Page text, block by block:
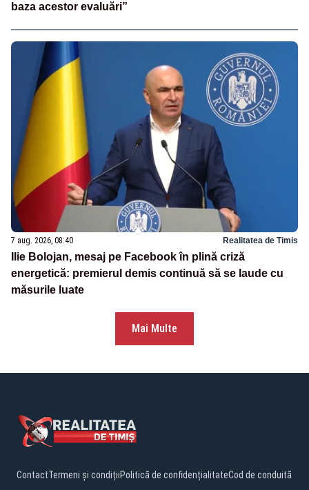
baza acestor evaluări”
7 aug. 2026, 08:40 Realitatea de Timis
Ilie Bolojan, mesaj pe Facebook în plină criză
energetică: premierul demis continuă să se laude cu
măsurile luate
Mai Multe
ContactTermeni și condițiiPolitică de confidențialitateCod de conduită